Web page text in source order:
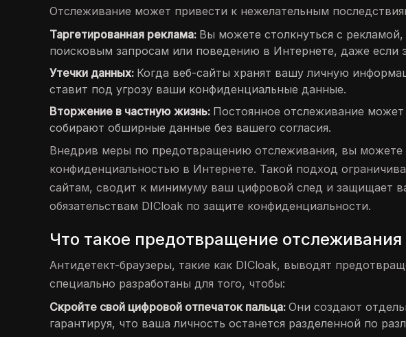
Отслеживание может привести к нежелательным
Таргетированная реклама: Вы можете столкнуться с
поисковым запросам или поведению в Интернете, даже если
Утечки данных: Когда веб-сайты хранят вашу личную
ставит под угрозу ваши конфиденциальные данные.
Вторжение в частную жизнь: Постоянное отслеживание может
собирают обширные данные без вашего согласия.
Внедрив меры по предотвращению отслеживания, вы можете
конфиденциальностью в Интернете. Такой подход
сайтам, сводит к минимуму ваш цифровой след и защищает
обязательствам DICloak по защите конфиденциальности.
Что такое предотвращение
Антидетект-браузеры, такие как DICloak, выводят
специально разработаны для того, чтобы:
Скройте свой цифровой отпечаток пальца: Они создают
гарантируя, что ваша личность останется разделенной по